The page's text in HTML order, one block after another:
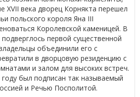
XVII века дворец Корнякта перешел
польского короля Яна III
Королевской каменицей. В
первой существенной
объединили его с
в дворцовую резиденцию с
и залом для высоких встреч.
был подписан так называемый
и Речью Посполитой.